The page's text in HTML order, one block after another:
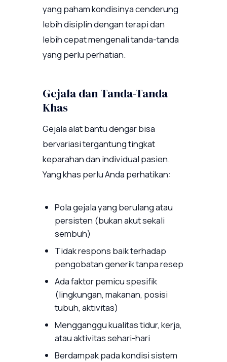
yang paham kondisinya cenderung
lebih disiplin dengan terapi dan
lebih cepat mengenali tanda-tanda
yang perlu perhatian.
Gejala dan Tanda-Tanda
Khas
Gejala alat bantu dengar bisa
bervariasi tergantung tingkat
keparahan dan individual pasien.
Yang khas perlu Anda perhatikan:
Pola gejala yang berulang atau
persisten (bukan akut sekali
sembuh)
Tidak respons baik terhadap
pengobatan generik tanpa resep
Ada faktor pemicu spesifik
(lingkungan, makanan, posisi
tubuh, aktivitas)
Mengganggu kualitas tidur, kerja,
atau aktivitas sehari-hari
Berdampak pada kondisi sistem